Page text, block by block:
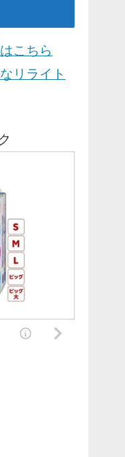
こちら
リライト